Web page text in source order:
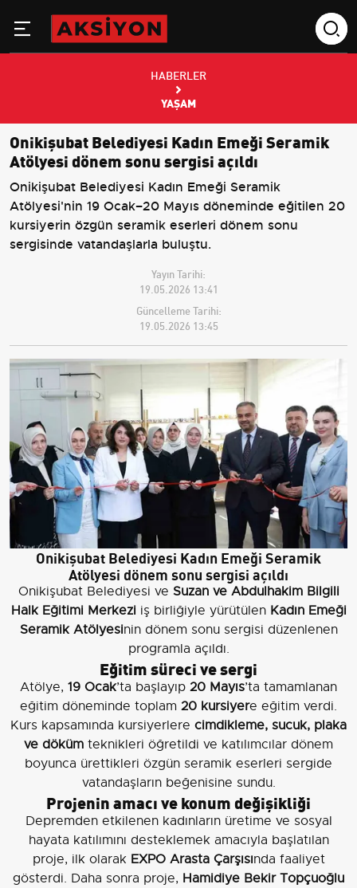
HABERLER
YAŞAM
Onikişubat Belediyesi Kadın Emeği Seramik
Atölyesi dönem sonu sergisi açıldı
Onikişubat Belediyesi Kadın Emeği Seramik
Atölyesi'nin 19 Ocak–20 Mayıs döneminde eğitilen 20
kursiyerin özgün seramik eserleri dönem sonu
sergisinde vatandaşlarla buluştu.
Yayın Tarihi:
19.05.2026 13:41
Güncelleme Tarihi:
19.05.2026 13:45
Onikişubat Belediyesi Kadın Emeği Seramik
Atölyesi dönem sonu sergisi açıldı
Onikişubat Belediyesi ve Suzan ve Abdulhakim Bilgili
Halk Eğitimi Merkeziiş birliğiyle yürütülen Kadın Emeği
Seramik Atölyesinin dönem sonu sergisi düzenlenen
programla açıldı.
Eğitim süreci ve sergi
Atölye, 19 Ocak’ta başlayıp 20 Mayıs’ta tamamlanan
eğitim döneminde toplam 20 kursiyere eğitim verdi.
Kurs kapsamında kursiyerlere cimdikleme, sucuk, plaka
ve döküm teknikleri öğretildi ve katılımcılar dönem
boyunca ürettikleri özgün seramik eserleri sergide
vatandaşların beğenisine sundu.
Projenin amacı ve konum değişikliği
Depremden etkilenen kadınların üretime ve sosyal
hayata katılımını desteklemek amacıyla başlatılan
proje, ilk olarak EXPO Arasta Çarşısında faaliyet
gösterdi. Daha sonra proje, Hamidiye Bekir Topçuoğlu